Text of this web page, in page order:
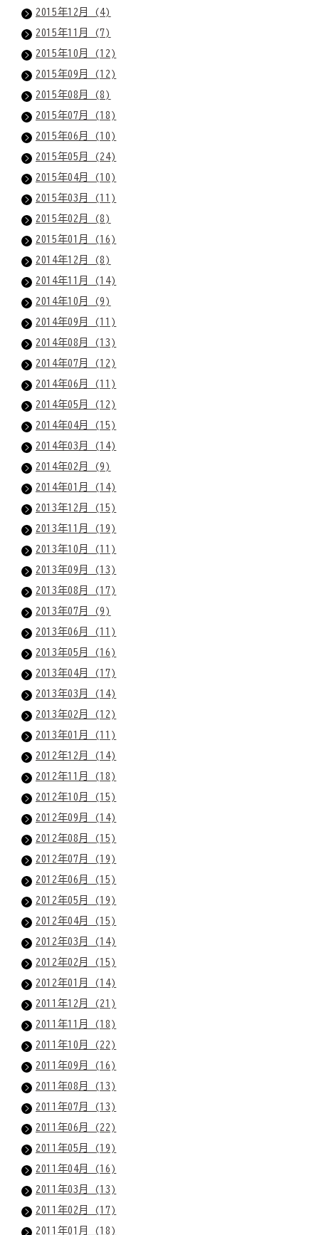
2015年12月 (4)
2015年11月 (7)
2015年10月 (12)
2015年09月 (12)
2015年08月 (8)
2015年07月 (18)
2015年06月 (10)
2015年05月 (24)
2015年04月 (10)
2015年03月 (11)
2015年02月 (8)
2015年01月 (16)
2014年12月 (8)
2014年11月 (14)
2014年10月 (9)
2014年09月 (11)
2014年08月 (13)
2014年07月 (12)
2014年06月 (11)
2014年05月 (12)
2014年04月 (15)
2014年03月 (14)
2014年02月 (9)
2014年01月 (14)
2013年12月 (15)
2013年11月 (19)
2013年10月 (11)
2013年09月 (13)
2013年08月 (17)
2013年07月 (9)
2013年06月 (11)
2013年05月 (16)
2013年04月 (17)
2013年03月 (14)
2013年02月 (12)
2013年01月 (11)
2012年12月 (14)
2012年11月 (18)
2012年10月 (15)
2012年09月 (14)
2012年08月 (15)
2012年07月 (19)
2012年06月 (15)
2012年05月 (19)
2012年04月 (15)
2012年03月 (14)
2012年02月 (15)
2012年01月 (14)
2011年12月 (21)
2011年11月 (18)
2011年10月 (22)
2011年09月 (16)
2011年08月 (13)
2011年07月 (13)
2011年06月 (22)
2011年05月 (19)
2011年04月 (16)
2011年03月 (13)
2011年02月 (17)
2011年01月 (18)